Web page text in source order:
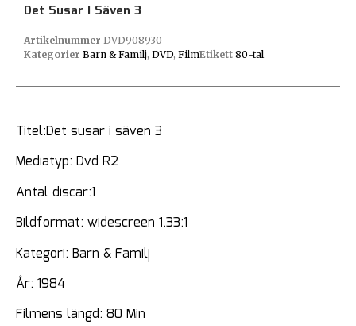
Det Susar I Säven 3
Artikelnummer DVD908930
Kategorier Barn & Familj, DVD, FilmEtikett 80-tal
Titel:Det susar i säven 3
Mediatyp: Dvd R2
Antal discar:1
Bildformat: widescreen 1.33:1
Kategori: Barn & Familj
År: 1984
Filmens längd: 80 Min